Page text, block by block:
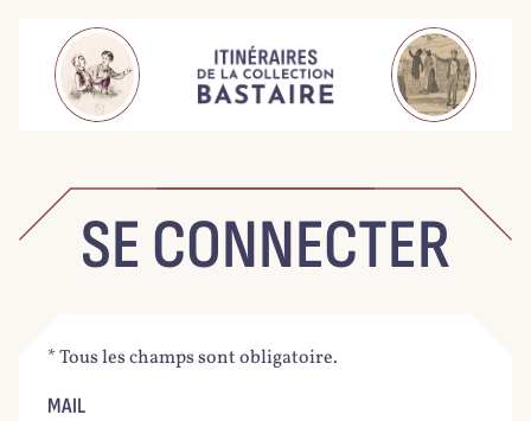
SE CONNECTER
* Tous les champs sont obligatoire.
MAIL